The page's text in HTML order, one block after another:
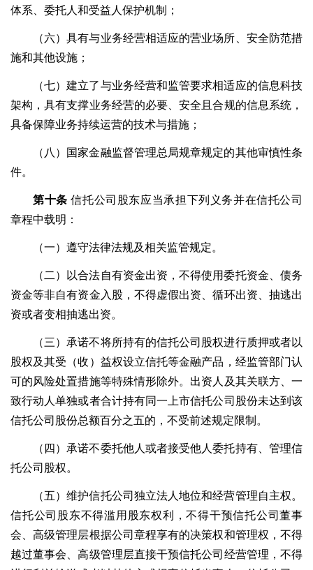
体系、委托人和受益人保护机制；
（六）具有与业务经营相适应的营业场所、安全防范措
施和其他设施；
（七）建立了与业务经营和监管要求相适应的信息科技
架构，具有支撑业务经营的必要、安全且合规的信息系统，
具备保障业务持续运营的技术与措施；
（八）国家金融监督管理总局规章规定的其他审慎性条
件。
第十条 信托公司股东应当承担下列义务并在信托公司
章程中载明：
（一）遵守法律法规及相关监管规定。
（二）以合法自有资金出资，不得使用委托资金、债务
资金等非自有资金入股，不得虚假出资、循环出资、抽逃出
资或者变相抽逃出资。
（三）承诺不将所持有的信托公司股权进行质押或者以
股权及其受（收）益权设立信托等金融产品，经监管部门认
可的风险处置措施等特殊情形除外。出资人及其关联方、一
致行动人单独或者合计持有同一上市信托公司股份未达到该
信托公司股份总额百分之五的，不受前述规定限制。
（四）承诺不委托他人或者接受他人委托持有、管理信
托公司股权。
（五）维护信托公司独立法人地位和经营管理自主权。
信托公司股东不得滥用股东权利，不得干预信托公司董事
会、高级管理层根据公司章程享有的决策权和管理权，不得
越过董事会、高级管理层直接干预信托公司经营管理，不得